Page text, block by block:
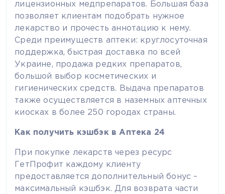
лицензионных медпрепаратов. Большая база
позволяет клиентам подобрать нужное
лекарство и прочесть аннотацию к нему.
Среди преимуществ аптеки: круглосуточная
поддержка, быстрая доставка по всей
Украине, продажа редких препаратов,
большой выбор косметических и
гигиенических средств. Выдача препаратов
также осуществляется в наземных аптечных
киосках в более 250 городах страны.
Как получить кэшбэк в Аптека 24
При покупке лекарств через ресурс
ГетПрофит каждому клиенту
предоставляется дополнительный бонус –
максимальный кэшбэк. Для возврата части